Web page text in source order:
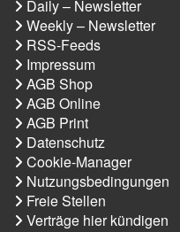
Daily – Newsletter
Weekly – Newsletter
RSS-Feeds
Impressum
AGB Shop
AGB Online
AGB Print
Datenschutz
Cookie-Manager
Nutzungsbedingungen
Freie Stellen
Verträge hier kündigen